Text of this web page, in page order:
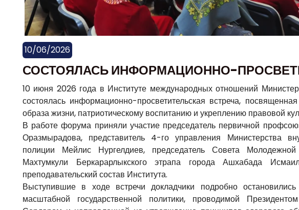
10/06/2026
СОСТОЯЛАСЬ ИНФОРМАЦИОННО-
10 июня 2026 года в Институте международных отношений
состоялась информационно-просветительская встреча,
образа жизни, патриотическому воспитанию и укреплению правовой
В работе форума приняли участие председатель первичной
Оразмырадова, представитель 4-го управления Министерства
полиции Мейлис Нургелдиев, председатель Совета
Махтумкули Беркарарлыкского этрапа города Ашхабада
преподавательский состав Института.
Выступившие в ходе встречи докладчики подробно
масштабной государственной политики, проводимой